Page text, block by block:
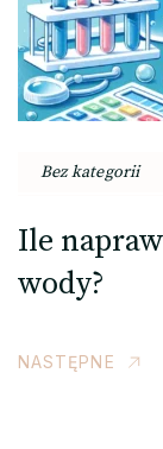
Bez kategorii
Ile
wody?
NASTĘPNE